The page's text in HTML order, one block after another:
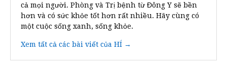
cả mọi người. Phòng và Trị bệnh từ Đông Y sẽ bền
hơn và có sức khỏe tốt hơn rất nhiều. Hãy cùng có
một cuộc sống xanh, sống khỏe.
Xem tất cả các bài viết của HÍ →